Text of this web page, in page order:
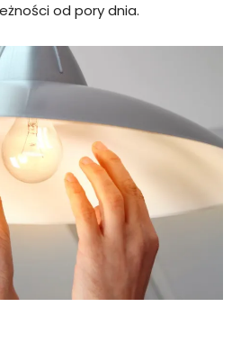
od pory dnia.